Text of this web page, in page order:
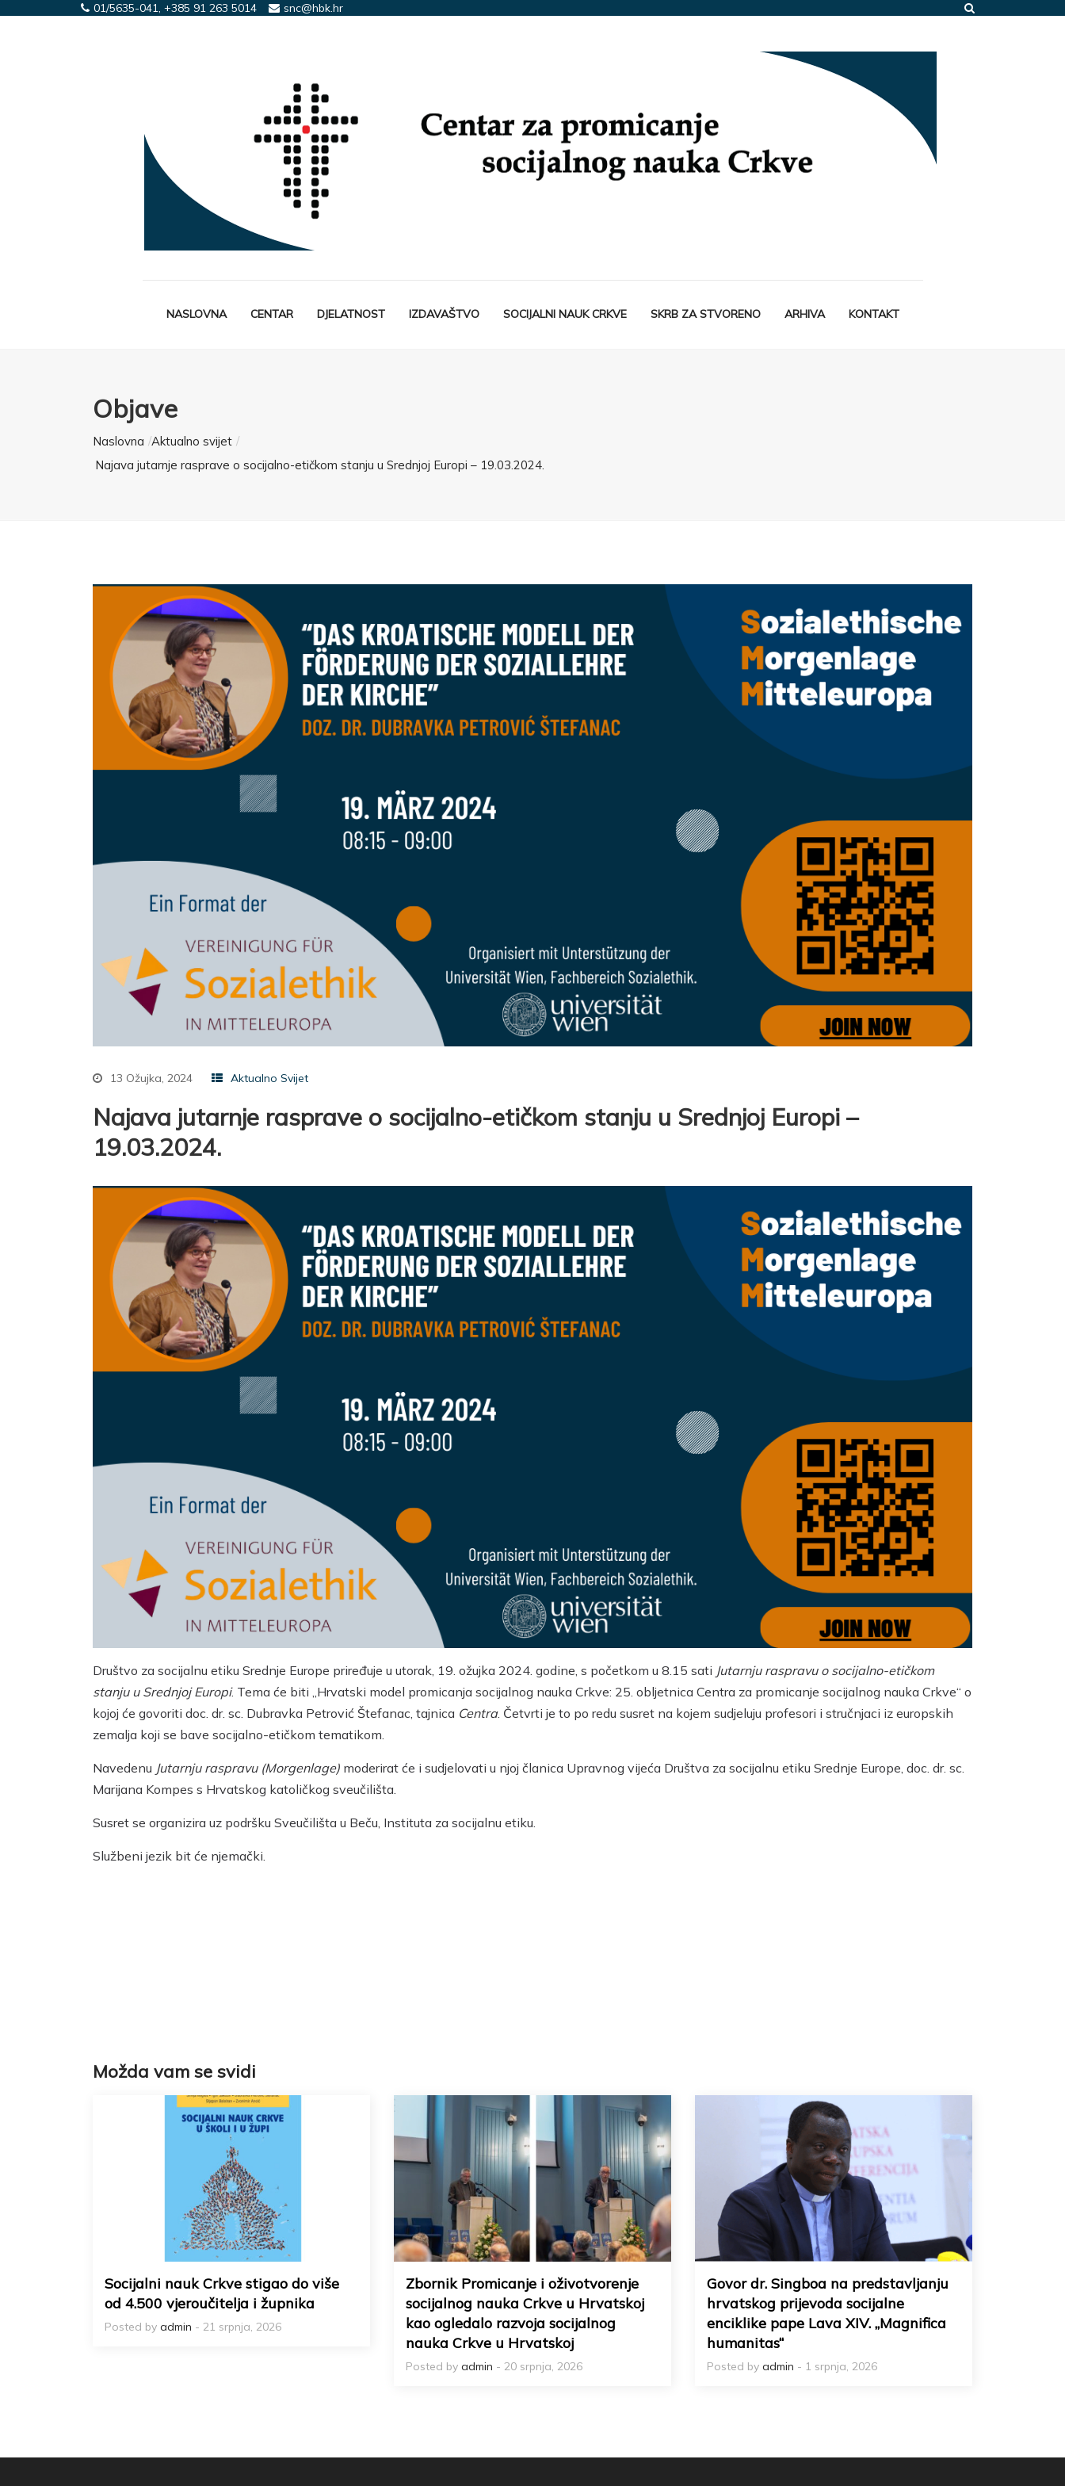
01/5635-041, +385 91 263 5014 snc@hbk.hr
NASLOVNA CENTAR DJELATNOST IZDAVAŠTVO SOCIJALNI NAUK CRKVE SKRB ZA STVORENO ARHIVA KONTAKT
Objave
Naslovna Aktualno svijet
Najava jutarnje rasprave o socijalno-etičkom stanju u Srednjoj Europi – 19.03.2024.
13 Ožujka, 2024 Aktualno Svijet
Najava jutarnje rasprave o socijalno-etičkom stanju u Srednjoj Europi –
19.03.2024.
Društvo za socijalnu etiku Srednje Europe priređuje u utorak, 19. ožujka 2024. godine, s početkom u 8.15 sati Jutarnju raspravu o socijalno-etičkom
stanju u Srednjoj Europi. Tema će biti „Hrvatski model promicanja socijalnog nauka Crkve: 25. obljetnica Centra za promicanje socijalnog nauka Crkve“ o
kojoj će govoriti doc. dr. sc. Dubravka Petrović Štefanac, tajnica Centra. Četvrti je to po redu susret na kojem sudjeluju profesori i stručnjaci iz europskih
zemalja koji se bave socijalno-etičkom tematikom.
Navedenu Jutarnju raspravu (Morgenlage) moderirat će i sudjelovati u njoj članica Upravnog vijeća Društva za socijalnu etiku Srednje Europe, doc. dr. sc.
Marijana Kompes s Hrvatskog katoličkog sveučilišta.
Susret se organizira uz podršku Sveučilišta u Beču, Instituta za socijalnu etiku.
Službeni jezik bit će njemački.
Možda vam se svidi
Socijalni nauk Crkve stigao do više
od 4.500 vjeroučitelja i župnika
Posted by admin - 21 srpnja, 2026
Zbornik Promicanje i oživotvorenje
socijalnog nauka Crkve u Hrvatskoj
kao ogledalo razvoja socijalnog
nauka Crkve u Hrvatskoj
Posted by admin - 20 srpnja, 2026
Govor dr. Singboa na predstavljanju
hrvatskog prijevoda socijalne
enciklike pape Lava XIV. „Magnifica
humanitas“
Posted by admin - 1 srpnja, 2026